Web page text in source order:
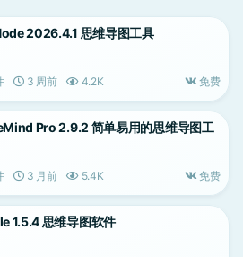
2026.4.1 思维导图工具
3 周前 4.2K 免费
Pro 2.9.2 简单易用的思维导图工
3 月前 5.4K 免费
1.5.4 思维导图软件